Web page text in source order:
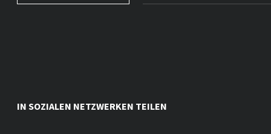
IN SOZIALEN NETZWERKEN TEILEN